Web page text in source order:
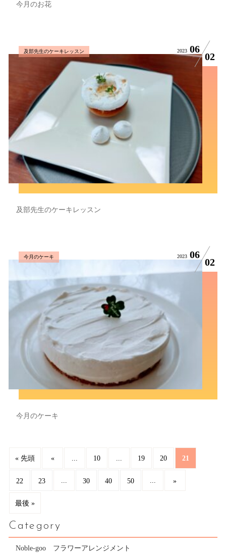
今月のお花
及部先生のケーキレッスン 2023 06
02
及部先生のケーキレッスン
今月のケーキ 2023 06
02
今月のケーキ
« 先頭 « 10 19 20 21
22 23 ... 30 40 50 ... »
最後 »
Category
Noble-goo フラワーアレンジメント